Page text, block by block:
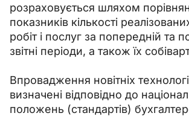
розраховується шляхом
показників кількості
робіт і послуг за попередній та
звітні періоди, а також їх
Впровадження новітніх
визначені відповідно до
положень (стандартів)